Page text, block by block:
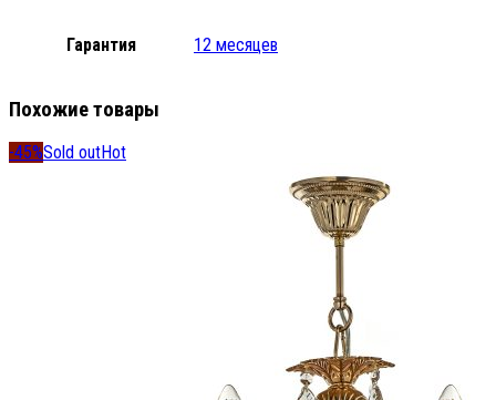
Гарантия 12 месяцев
Похожие товары
-45%Sold outHot